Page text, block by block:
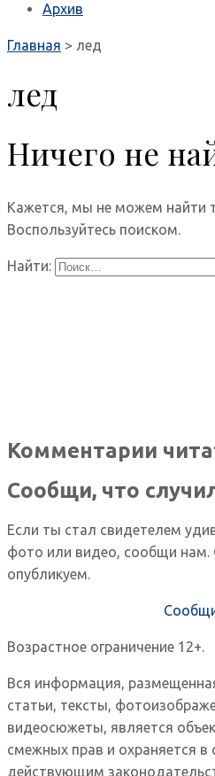
Архив
Главная > лед
лед
Ничего не
Кажется, мы не можем найти
Воспользуйтесь поиском.
Найти:
Комментарии
Сообщи, что
Если ты стал свидетелем
фото или видео, сообщи нам.
опубликуем.
Возрастное ограничение 12+.
Вся информация,
статьи, тексты,
видеосюжеты, является
смежных прав и охраняется в
действующим